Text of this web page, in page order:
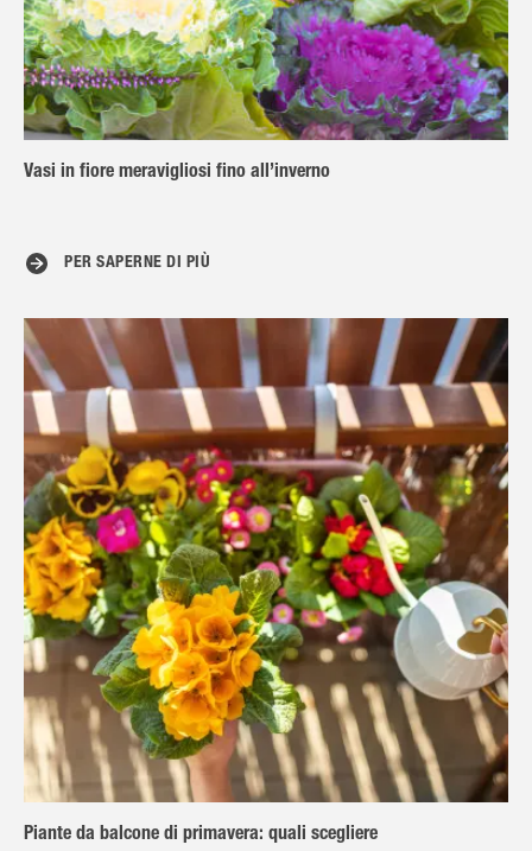
Vasi in fiore meravigliosi fino all’inverno
PER SAPERNE DI PIÙ
Piante da balcone di primavera: quali scegliere